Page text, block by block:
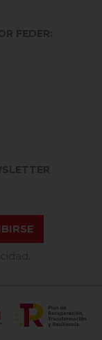
FEDER:
.